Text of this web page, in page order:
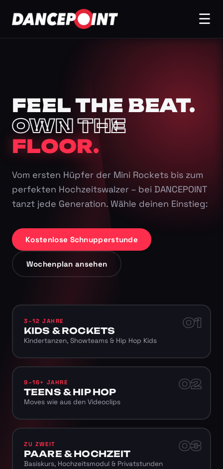
☰
FEEL THE BEAT.
OWN THE
FLOOR.
Vom ersten Hüpfer der Mini Rockets bis zum
perfekten Hochzeitswalzer – bei DANCEPOINT
tanzt jede Generation. Wähle deinen Einstieg:
Kostenlose Schnupperstunde
Wochenplan ansehen
01
3–12 JAHRE
KIDS & ROCKETS
Kindertanzen, Showteams & Hip Hop Kids
02
9–16+ JAHRE
TEENS & HIP HOP
Moves wie aus den Videoclips
03
ZU ZWEIT
PAARE & HOCHZEIT
Basiskurs, Hochzeitsmodul & Privatstunden